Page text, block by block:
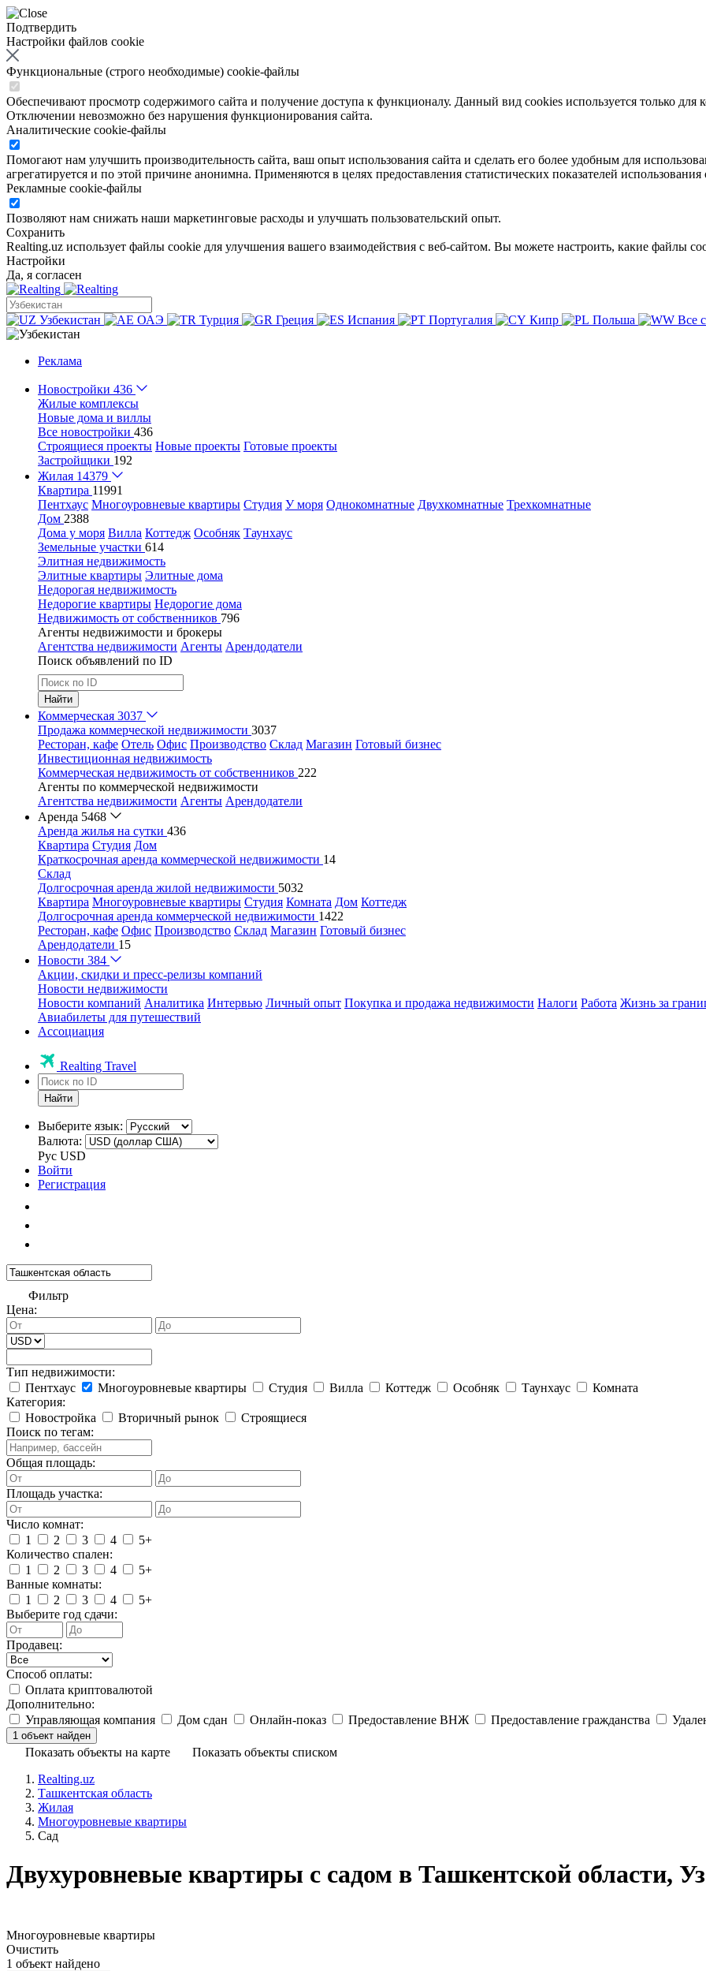
Подтвердить
Настройки файлов cookie
Функциональные (строго необходимые) cookie-файлы
Обеспечивают просмотр содержимого сайта и получение доступа к функционалу. Данный вид cookies используется только для
Отключении невозможно без нарушения функционирования сайта.
Аналитические cookie-файлы
Помогают нам улучшить производительность сайта, ваш опыт использования сайта и сделать его более удобным для
агрегатируется и по этой причине анонимна. Применяются в целях предоставления статистических показателей
Рекламные cookie-файлы
Позволяют нам снижать наши маркетинговые расходы и улучшать пользовательский опыт.
Сохранить
Realting.uz использует файлы cookie для улучшения вашего взаимодействия с веб-сайтом. Вы можете настроить, какие файлы
Настройки
Да, я согласен
Узбекистан ОАЭ Турция Греция Испания Португалия Кипр Польша Все
Реклама
Новостройки 436
Жилые комплексы
Новые дома и виллы
Все новостройки 436
Строящиеся проекты Новые проекты Готовые проекты
Застройщики 192
Жилая 14379
Квартира 11991
Пентхаус Многоуровневые квартиры Студия У моря Однокомнатные Двухкомнатные Трехкомнатные
Дом 2388
Дома у моря Вилла Коттедж Особняк Таунхаус
Земельные участки 614
Элитная недвижимость
Элитные квартиры Элитные дома
Недорогая недвижимость
Недорогие квартиры Недорогие дома
Недвижимость от собственников 796
Агенты недвижимости и брокеры
Агентства недвижимости Агенты Арендодатели
Поиск объявлений по ID
Найти
Коммерческая 3037
Продажа коммерческой недвижимости 3037
Ресторан, кафе Отель Офис Производство Склад Магазин Готовый бизнес
Инвестиционная недвижимость
Коммерческая недвижимость от собственников 222
Агенты по коммерческой недвижимости
Агентства недвижимости Агенты Арендодатели
Аренда 5468
Аренда жилья на сутки 436
Квартира Студия Дом
Краткосрочная аренда коммерческой недвижимости 14
Склад
Долгосрочная аренда жилой недвижимости 5032
Квартира Многоуровневые квартиры Студия Комната Дом Коттедж
Долгосрочная аренда коммерческой недвижимости 1422
Ресторан, кафе Офис Производство Склад Магазин Готовый бизнес
Арендодатели 15
Новости 384
Акции, скидки и пресс-релизы компаний
Новости недвижимости
Новости компаний Аналитика Интервью Личный опыт Покупка и продажа недвижимости Налоги Работа Жизнь за
Авиабилеты для путешествий
Ассоциация
Realting Travel
Найти
Выберите язык:
Валюта:
Рус USD
Войти
Регистрация
Фильтр
Цена:
Тип недвижимости:
Пентхаус
Многоуровневые квартиры Студия Вилла Коттедж Особняк Таунхаус
Комната
Категория:
Новостройка
Вторичный рынок
Строящиеся
Поиск по тегам:
Общая площадь:
Площадь участка:
Число комнат:
1
2 3 4
5+
Количество спален:
1
2 3 4
5+
Ванные комнаты:
1
2 3 4
5+
Выберите год сдачи:
Продавец:
Способ оплаты:
Оплата криптовалютой
Дополнительно:
Управляющая компания
Дом сдан Онлайн-показ Предоставление ВНЖ Предоставление гражданства
Показать объекты на карте
Показать объекты списком
Realting.uz
Ташкентская область
Жилая
Многоуровневые квартиры
Сад
Двухуровневые квартиры с садом в Ташкентской области,
Многоуровневые квартиры
Очистить
1 объект найдено